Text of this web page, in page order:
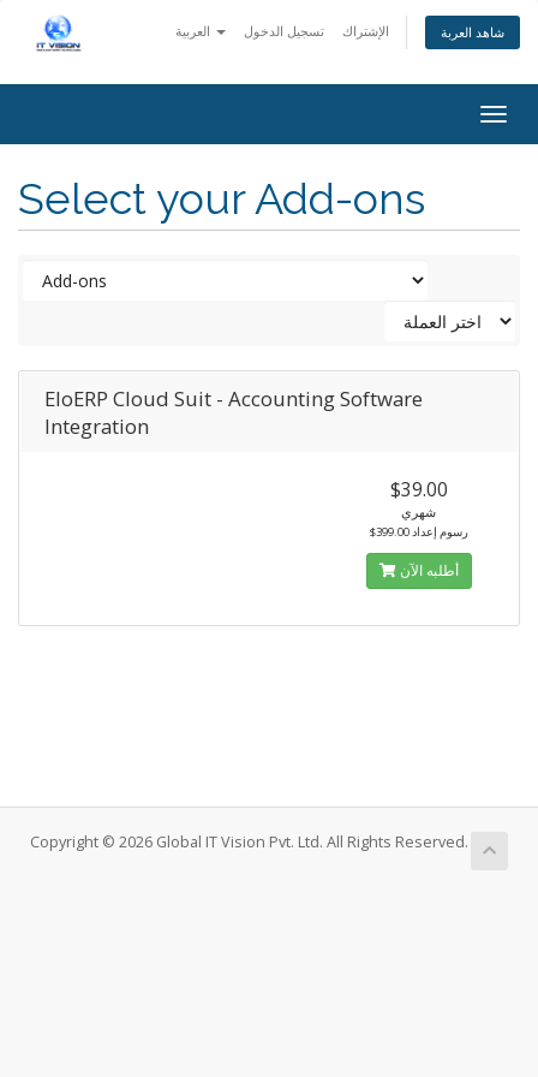
تسجيل الدخول الإشتراك شاهد العربة
Select your Add-ons
EloERP Cloud Suit - Accounting Software
Integration
$39.00
شهري
$399.00 رسوم إعداد
أطلبه الآن
Copyright © 2026 Global IT Vision Pvt. Ltd. All Rights Reserved.